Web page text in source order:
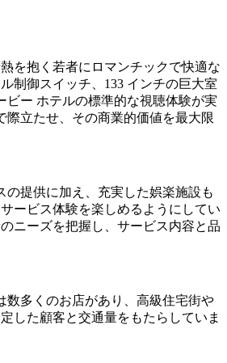
を抱く若者にロマンチックで快適な
制御スイッチ、133 インチの巨大室
ビー ホテルの標準的な視聴体験が実
立たせ、その商業的価値を最大限
提供に加え、充実した娯楽施設も
ービス体験を楽しめるようにしてい
ニーズを把握し、サービス内容と品
数多くのお店があり、高級住宅街や
した顧客と交通量をもたらしていま